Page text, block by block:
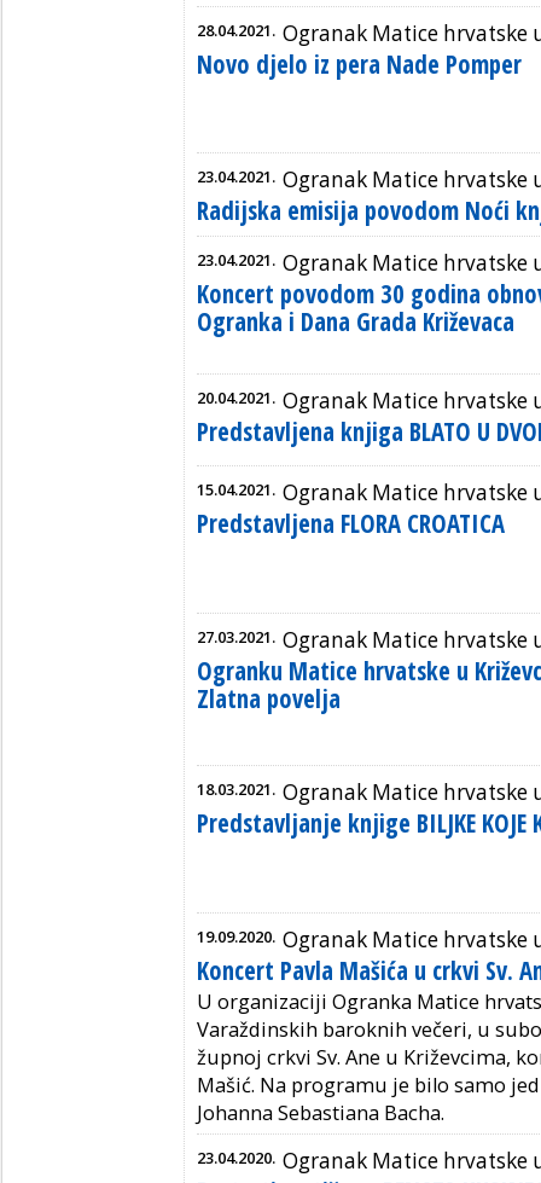
28.04.2021. Ogranak Matice hrvatske
Novo djelo iz pera Nade Pomper
23.04.2021. Ogranak Matice hrvatske
Radijska emisija povodom Noći
23.04.2021. Ogranak Matice hrvatske
Koncert povodom 30 godina
Ogranka i Dana Grada Križevaca
20.04.2021. Ogranak Matice hrvatske
Predstavljena knjiga BLATO U
15.04.2021. Ogranak Matice hrvatske
Predstavljena FLORA CROATICA
27.03.2021. Ogranak Matice hrvatske
Ogranku Matice hrvatske u
Zlatna povelja
18.03.2021. Ogranak Matice hrvatske
Predstavljanje knjige BILJKE KOJE
19.09.2020. Ogranak Matice hrvatske
Koncert Pavla Mašića u crkvi Sv.
U organizaciji Ogranka Matice
Varaždinskih baroknih večeri, u
župnoj crkvi Sv. Ane u Križevcima,
Mašić. Na programu je bilo samo
Johanna Sebastiana Bacha.
23.04.2020. Ogranak Matice hrvatske